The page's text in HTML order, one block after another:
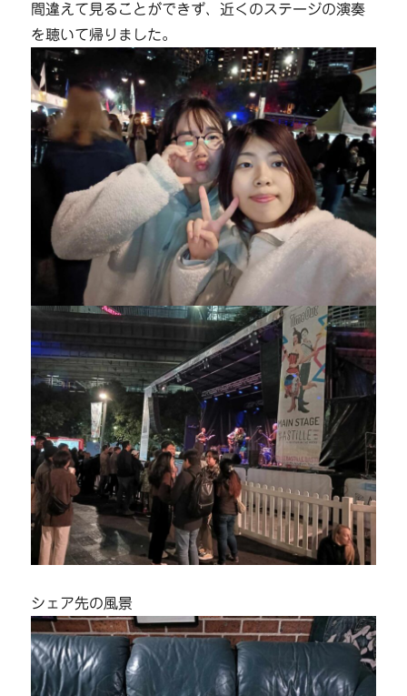
間違えて見ることができず、近くのステージの演奏
を聴いて帰りました。
シェア先の風景